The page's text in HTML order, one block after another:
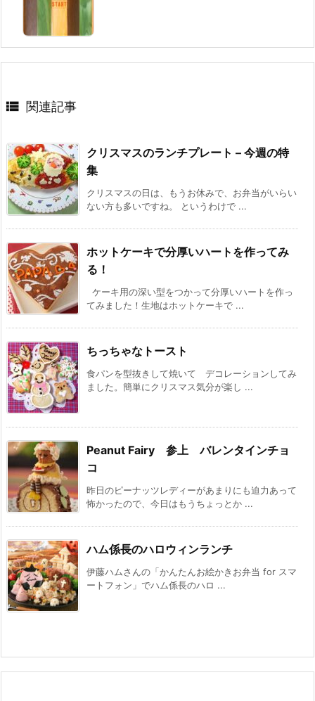
 関連記事
クリスマスのランチプレート – 今週の特
集
クリスマスの日は、もうお休みで、お弁当がいらい
ない方も多いですね。 というわけで ...
ホットケーキで分厚いハートを作ってみ
る！
ケーキ用の深い型をつかって分厚いハートを作っ
てみました！生地はホットケーキで ...
ちっちゃなトースト
食パンを型抜きして焼いて デコレーションしてみ
ました。簡単にクリスマス気分が楽し ...
Peanut Fairy 参上 バレンタインチョ
コ
昨日のピーナッツレディーがあまりにも迫力あって
怖かったので、今日はもうちょっとか ...
ハム係長のハロウィンランチ
伊藤ハムさんの「かんたんお絵かきお弁当 for スマ
ートフォン」でハム係長のハロ ...